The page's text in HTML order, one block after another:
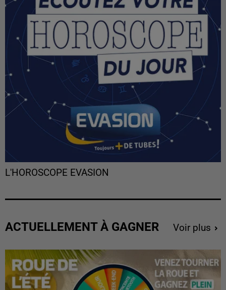
L'HOROSCOPE EVASION
ACTUELLEMENT À GAGNER Voir plus